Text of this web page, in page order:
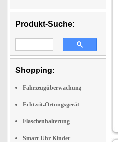
Produkt-Suche:
Shopping:
Fahrzeugüberwachung
Echtzeit-Ortungsgerät
Flaschenhalterung
Smart-Uhr Kinder